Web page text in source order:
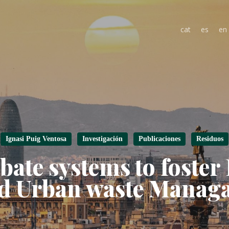
cat es en
Ignasi Puig Ventosa Investigación Publicaciones Residuos
systems to
Urban waste